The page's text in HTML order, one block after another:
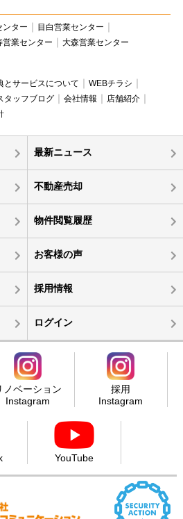
ンター
目白営業センター
営業センター 大森営業センター
とサービスについて
WEBチラシ
タッフブログ 会社情報
店舗紹介
最新ニュース
不動産売却
物件閲覧履歴
お客様の声
採用情報
ログイン
ノベーション
Instagram
採用
Instagram
YouTube